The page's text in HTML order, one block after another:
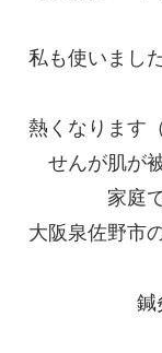
私も使いまし
熱くなります
せんが肌が
家庭
大阪泉佐野市
鍼